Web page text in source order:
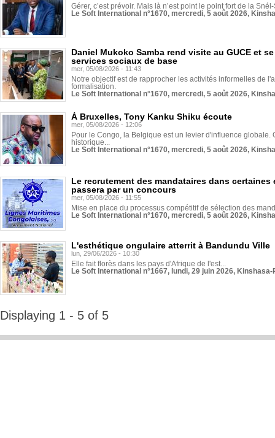
Gérer, c’est prévoir. Mais là n’est point le point fort de la
Le Soft International n°1670, mercredi, 5 août 2026,
Daniel Mukoko Samba rend visite au GUCE et
services sociaux de base
mer, 05/08/2026 - 11:43
Notre objectif est de rapprocher les activités informelles de
formalisation.
Le Soft International n°1670, mercredi, 5 août 2026,
À Bruxelles, Tony Kanku Shiku écoute
mer, 05/08/2026 - 12:06
Pour le Congo, la Belgique est un levier d'influence globale.
historique...
Le Soft International n°1670, mercredi, 5 août 2026,
Le recrutement des mandataires dans
passera par un concours
mer, 05/08/2026 - 11:55
Mise en place du processus compétitif de sélection des
Le Soft International n°1670, mercredi, 5 août 2026,
L'esthétique ongulaire atterrit à Bandundu Ville
lun, 29/06/2026 - 10:30
Elle fait florès dans les pays d'Afrique de l'est...
Le Soft International n°1667, lundi, 29 juin 2026,
Displaying 1 - 5 of 5